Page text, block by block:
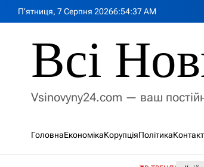
П’ятниця, 7 Серпня 20266:54:38AM
Всі
Vsinovyny24.com — ваш
ГоловнаЕкономікаКорупціяПолітика